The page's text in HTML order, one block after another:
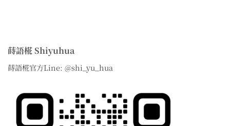
蒔語椛 Shiyuhua
蒔語椛官方Line: @shi_yu_hua